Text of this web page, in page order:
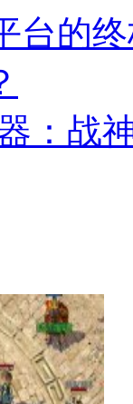
台的
：战